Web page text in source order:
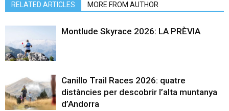
RELATED ARTICLES MORE FROM AUTHOR
Montlude Skyrace 2026: LA PRÈVIA
Canillo Trail Races 2026: quatre
distàncies per descobrir l’alta muntanya
d’Andorra